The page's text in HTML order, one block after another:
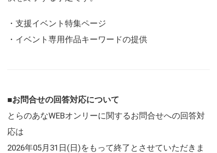
・支援イベント特集ページ
・イベント専用作品キーワードの提供
■お問合せの回答対応について
とらのあなWEBオンリーに関するお問合せへの回答対
応は
2026年05月31日(日)をもって終了とさせていただきま